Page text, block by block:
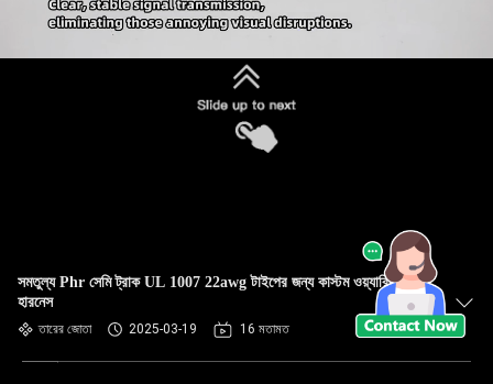
সমতুল্য Phr সেমি ট্রাক UL 1007 22awg টাইপের জন্য কাস্টম ওয়্যারিং
হারনেস
তারের জোতা 2025-03-19 16 মতামত